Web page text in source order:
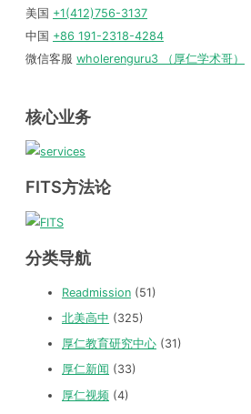
美国 +1(412)756-3137
中国 +86 191-2318-4284
微信客服 wholerenguru3 （厚仁学术哥）
核心业务
FITS方法论
分类导航
Readmission (51)
北美高中 (325)
厚仁教育研究中心 (31)
厚仁新闻 (33)
厚仁视频 (4)